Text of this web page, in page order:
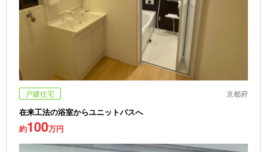
戸建住宅 京都府
在来工法の浴室からユニットバスへ
約100万円